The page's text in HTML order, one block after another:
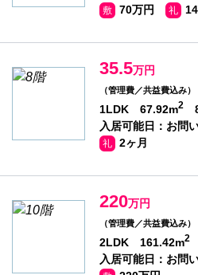
敷 70万円 礼
35.5万円
（管理費／共益費込み）
1LDK 67.92m2
入居可能日：お問
礼 2ヶ月
220万円
（管理費／共益費込み）
2LDK 161.42m2
入居可能日：お問